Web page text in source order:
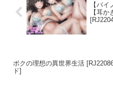
【バ
【耳
ボクの理想の異世界生活
ド]